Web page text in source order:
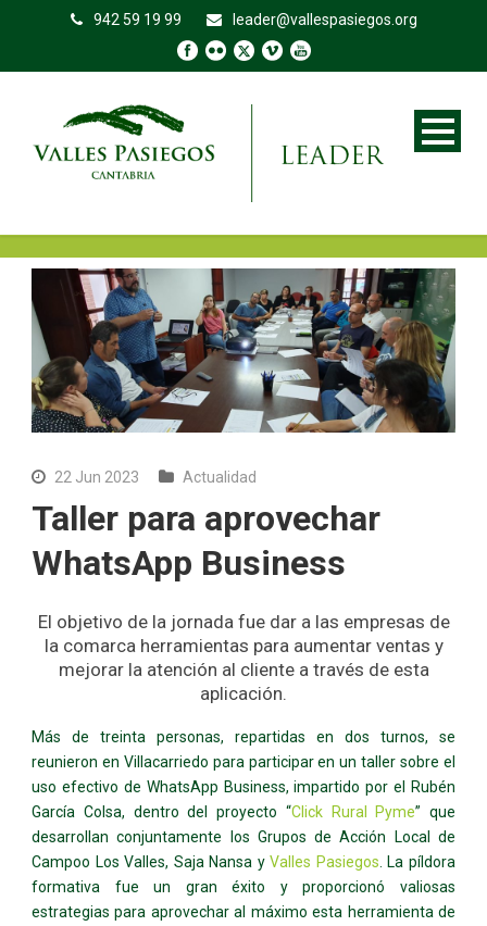
942 59 19 99 leader@vallespasiegos.org
22 Jun 2023 Actualidad
Taller para aprovechar
WhatsApp Business
El objetivo de la jornada fue dar a las empresas de
la comarca herramientas para aumentar ventas y
mejorar la atención al cliente a través de esta
aplicación.
Más de treinta personas, repartidas en dos turnos, se
reunieron en Villacarriedo para participar en un taller sobre el
uso efectivo de WhatsApp Business, impartido por el Rubén
García Colsa, dentro del proyecto “Click Rural Pyme” que
desarrollan conjuntamente los Grupos de Acción Local de
Campoo Los Valles, Saja Nansa yValles Pasiegos . La píldora
formativa fue un gran éxito y proporcionó valiosas
estrategias para aprovechar al máximo esta herramienta de